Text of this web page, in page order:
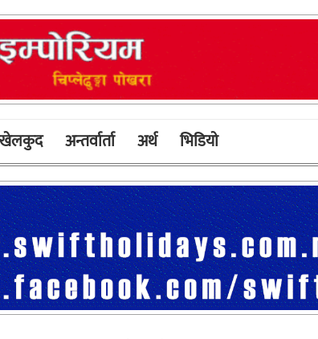
खेलकुद अन्तर्वार्ता अर्थ भिडियाे